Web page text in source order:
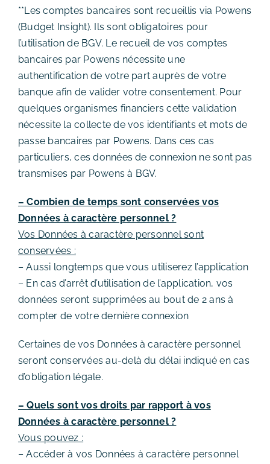
**Les comptes bancaires sont recueillis via Powens
(Budget Insight). Ils sont obligatoires pour
l’utilisation de BGV. Le recueil de vos comptes
bancaires par Powens nécessite une
authentification de votre part auprès de votre
banque afin de valider votre consentement. Pour
quelques organismes financiers cette validation
nécessite la collecte de vos identifiants et mots de
passe bancaires par Powens. Dans ces cas
particuliers, ces données de connexion ne sont pas
transmises par Powens à BGV.
– Combien de temps sont conservées vos
Données à caractère personnel ?
Vos Données à caractère personnel sont
conservées :
– Aussi longtemps que vous utiliserez l’application
– En cas d’arrêt d’utilisation de l’application, vos
données seront supprimées au bout de 2 ans à
compter de votre dernière connexion
Certaines de vos Données à caractère personnel
seront conservées au-delà du délai indiqué en cas
d’obligation légale.
– Quels sont vos droits par rapport à vos
Données à caractère personnel ?
Vous pouvez :
– Accéder à vos Données à caractère personnel